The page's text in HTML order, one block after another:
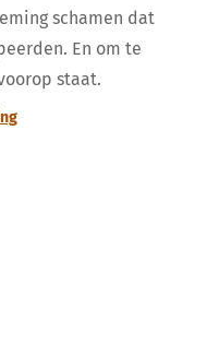
schamen dat
En om te
staat.